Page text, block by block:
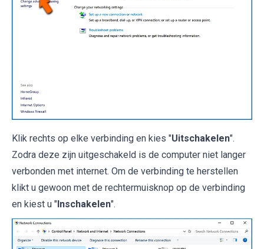
Klik rechts op elke verbinding en kies "Uitschakelen".
Zodra deze zijn uitgeschakeld is de computer niet langer
verbonden met internet. Om de verbinding te herstellen
klikt u gewoon met de rechtermuisknop op de verbinding
en kiest u " Inschakelen".